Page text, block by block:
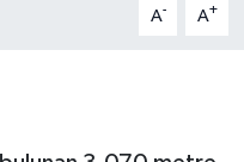
A- A+